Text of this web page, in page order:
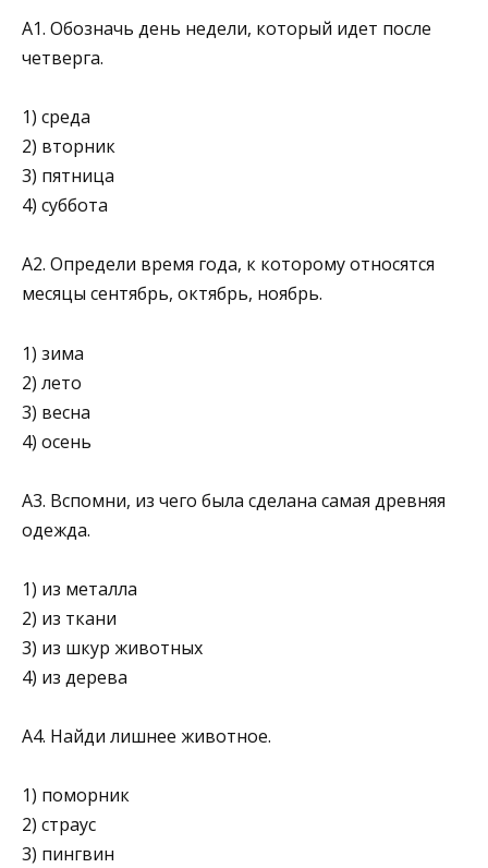
А1. Обозначь день недели, который идет после
чет­верга.
1) среда
2) вторник
3) пятница
4) суббота
А2. Определи время года, к которому относятся
месяцы сентябрь, октябрь, ноябрь.
1) зима
2) лето
3) весна
4) осень
А3. Вспомни, из чего была сделана самая древняя
одежда.
1) из металла
2) из ткани
3) из шкур животных
4) из дерева
А4. Найди лишнее животное.
1) поморник
2) страус
3) пингвин